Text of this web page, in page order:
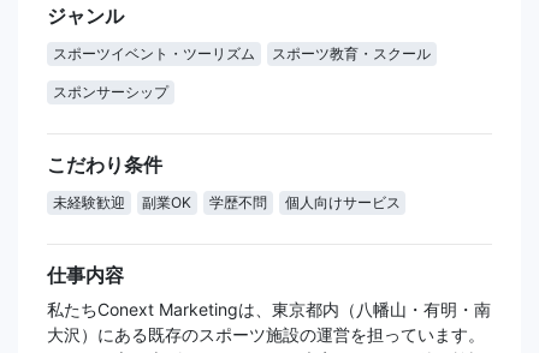
ジャンル
スポーツイベント・ツーリズム スポーツ教育・スクール
スポンサーシップ
こだわり条件
未経験歓迎 副業OK 学歴不問 個人向けサービス
仕事内容
私たちConext Marketingは、東京都内（八幡山・有明・南
大沢）にある既存のスポーツ施設の運営を担っています。